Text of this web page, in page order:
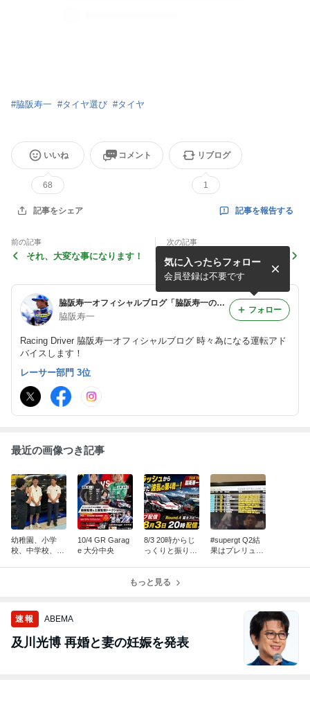
#脇阪寿一 #タイヤ選び #タイヤ
いいね
68
コメント リブログ
1
記事をシェア 記事を報告する
前の記事
それ、大変な事になります！
次の記事
11プロジェクト 6月の定例
会
脇阪寿一オフィシャルブログ「脇阪寿一の走らなあかん！」Powered by Ameba
脇阪寿一
Racing Driver 脇阪寿一オフィシャルブログ 時々為になる運転アド
バイスします！
気に入ったらフォロー
会員登録は不要です
フォロー
レーサー部門 3位
最近の画像つき記事
幼稚園、小学
校、中学校、高
10/4 GR Garag
e 大分中央
8/3 20時からじ
っくりと振り返
#supergt Q2結
果はプレリュー
もっと見る
速報 ABEMA
及川光博 再婚と妻の妊娠を発表